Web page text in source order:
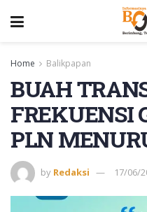
Home Balikpapan
BUAH
FREKUENSI
PLN
by Redaksi 17/06/